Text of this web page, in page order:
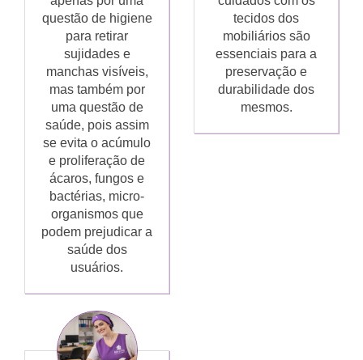
questão de higiene
para retirar
sujidades e
manchas visíveis,
mas também por
uma questão de
saúde, pois assim
se evita o acúmulo
e proliferação de
ácaros, fungos e
bactérias, micro-
organismos que
podem prejudicar a
saúde dos
usuários.
tecidos dos
mobiliários são
essenciais para a
preservação e
durabilidade dos
mesmos.